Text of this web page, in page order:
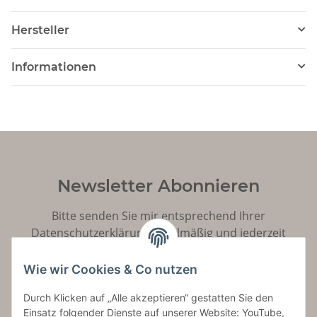
Hersteller
Informationen
Newsletter Abonnieren
Bitte senden Sie mir entsprechend Ihrer
Datenschutzerklärungregelmäßig und jederzeit
widerruflich Informationen zu Ihrem Produktsortiment
per E-Mail zu.
Abonnieren
Wie wir Cookies & Co nutzen
Durch Klicken auf „Alle akzeptieren“ gestatten Sie den
Einsatz folgender Dienste auf unserer Website: YouTube,